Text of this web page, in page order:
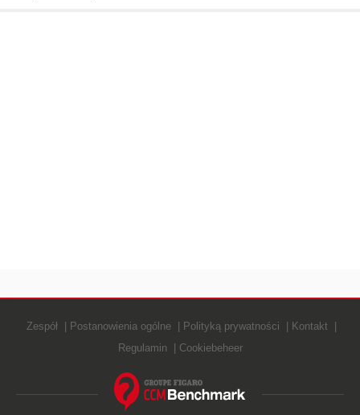
Zespół Postanowienia ogólne Polityką prywatności
Kontakt
Regulamin
Cookiebeheer